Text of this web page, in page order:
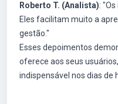
Roberto T. (Analista):
Eles facilitam muito a
gestão."
Esses depoimentos
oferece aos seus
indispensável nos dias de